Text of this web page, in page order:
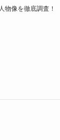
物像を徹底調査！